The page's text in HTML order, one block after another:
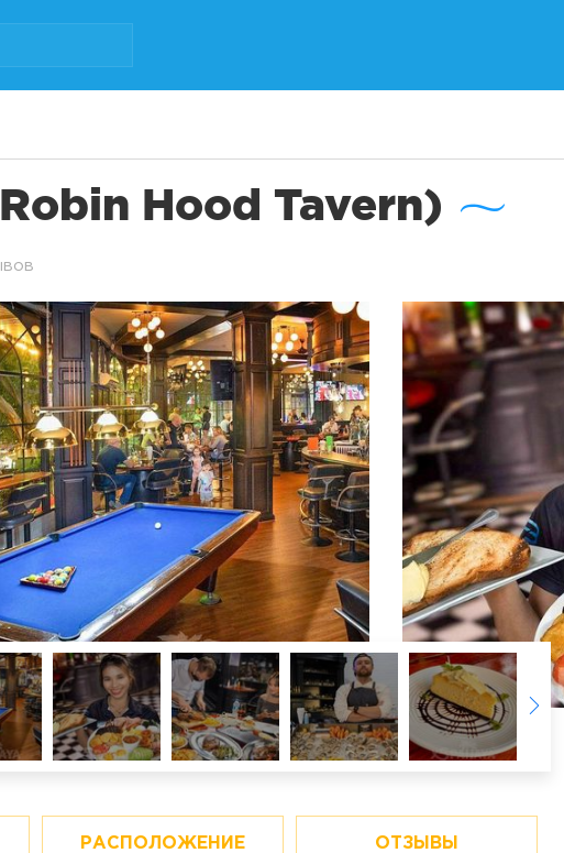
Hood Tavern)
РАСПОЛОЖЕНИЕ ОТЗЫВЫ